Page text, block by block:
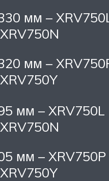
мм –
мм –
мм – XRV750L
мм – XRV750P